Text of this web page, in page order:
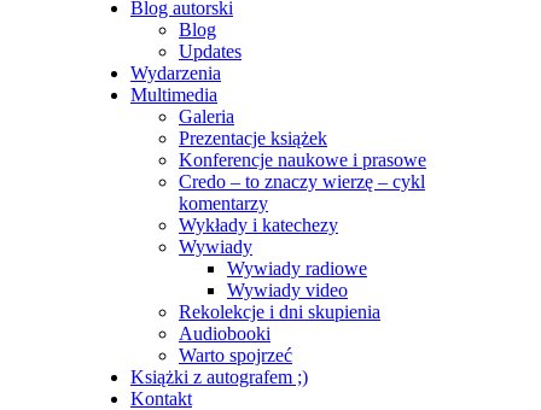
Blog autorski
Blog
Updates
Wydarzenia
Multimedia
Galeria
Prezentacje książek
Konferencje naukowe i prasowe
Credo – to znaczy wierzę – cykl
komentarzy
Wykłady i katechezy
Wywiady
Wywiady radiowe
Wywiady video
Rekolekcje i dni skupienia
Audiobooki
Warto spojrzeć
Książki z autografem ;)
Kontakt